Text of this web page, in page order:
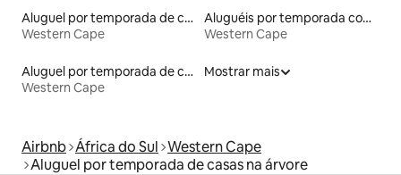
Aluguel por temporada de casas de veraneio
Western Cape
Aluguéis por temporada com banheiro para PCD
Western Cape
Aluguel por temporada de casas na terra
Western Cape
Mostrar mais
Airbnb África do Sul Western Cape
Aluguel por temporada de casas na árvore